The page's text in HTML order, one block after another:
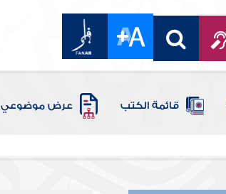
قائمة الكتب عرض موضوعي